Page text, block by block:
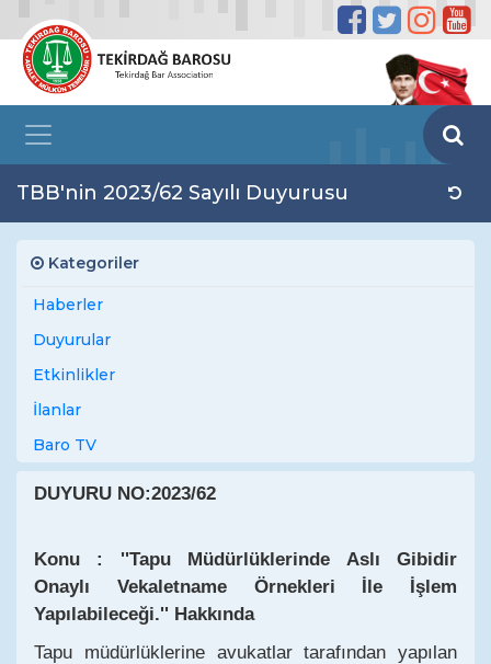
TBB'nin 2023/62 Sayılı Duyurusu
Kategoriler
Haberler
Duyurular
Etkinlikler
İlanlar
Baro TV
DUYURU NO:2023/62
Konu : ''Tapu Müdürlüklerinde Aslı Gibidir
Onaylı Vekaletname Örnekleri İle İşlem
Yapılabileceği.'' Hakkında
Tapu müdürlüklerine avukatlar tarafından yapılan